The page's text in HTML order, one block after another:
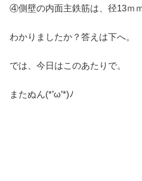
④側壁の内面主鉄筋は、径13ｍ
わかりましたか？答えは下へ。
では、今日はこのあたりで。
またぬん(*’ω’*)ﾉ